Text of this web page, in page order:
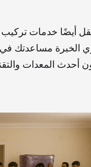
أيضًا خدمات تركيب
الخبرة مساعدتك